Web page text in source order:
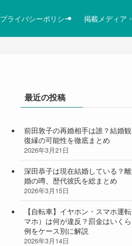
プライバシーポリシー 掲載メディア
最近の投稿
前田敦子の再婚相手は誰？結婚
復縁の可能性を徹底まとめ
2026年3月21日
深田恭子は現在結婚している？
婚の噂、歴代彼氏を総まとめ
2026年3月15日
【自転車】イヤホン・スマホ運
マホ）は何が違反？罰金はいく
例をケース別に解説
2026年3月14日